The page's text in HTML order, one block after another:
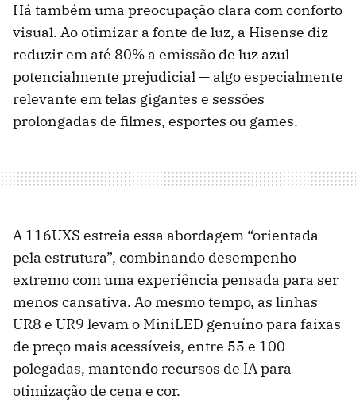
Há também uma preocupação clara com conforto
visual. Ao otimizar a fonte de luz, a Hisense diz
reduzir em até 80% a emissão de luz azul
potencialmente prejudicial — algo especialmente
relevante em telas gigantes e sessões
prolongadas de filmes, esportes ou games.
A 116UXS estreia essa abordagem “orientada
pela estrutura”, combinando desempenho
extremo com uma experiência pensada para ser
menos cansativa. Ao mesmo tempo, as linhas
UR8 e UR9 levam o MiniLED genuíno para faixas
de preço mais acessíveis, entre 55 e 100
polegadas, mantendo recursos de IA para
otimização de cena e cor.